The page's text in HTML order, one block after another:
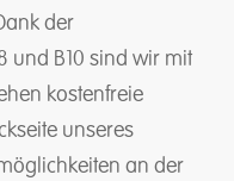
der
und B10 sind wir mit
kostenfreie
unseres
an der